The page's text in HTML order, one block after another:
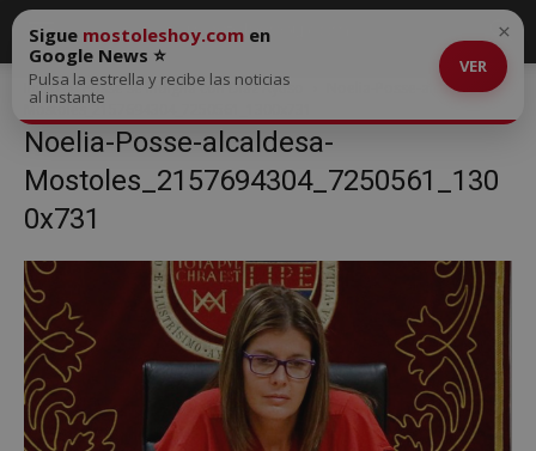
Inicio Posse se indigna con Díaz Ayuso
Noelia-Posse-alcaldesa-
Mostoles_2157694304_7250561_1300x731
Noelia-Posse-alcaldesa-
Mostoles_2157694304_7250561_130
0x731
Sigue mostoleshoy.com en
Google News ⭐
Pulsa la estrella y recibe las noticias
al instante
VER
×